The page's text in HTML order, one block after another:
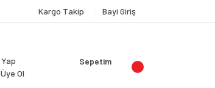
Kargo Takip Bayi Giriş
Üye Ol
Sepetim